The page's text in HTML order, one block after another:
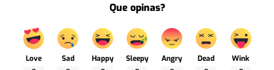
Que opinas?
Love Sad Happy Sleepy Angry Dead Wink